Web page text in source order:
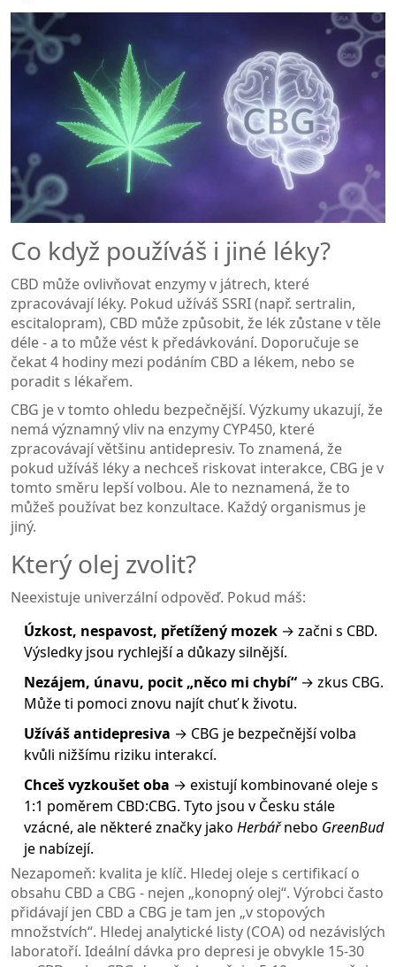
Co když používáš i jiné léky?
CBD může ovlivňovat enzymy v játrech, které
zpracovávají léky. Pokud užíváš SSRI (např. sertralin,
escitalopram), CBD může způsobit, že lék zůstane v těle
déle - a to může vést k předávkování. Doporučuje se
čekat 4 hodiny mezi podáním CBD a lékem, nebo se
poradit s lékařem.
CBG je v tomto ohledu bezpečnější. Výzkumy ukazují, že
nemá významný vliv na enzymy CYP450, které
zpracovávají většinu antidepresiv. To znamená, že
pokud užíváš léky a nechceš riskovat interakce, CBG je v
tomto směru lepší volbou. Ale to neznamená, že to
můžeš používat bez konzultace. Každý organismus je
jiný.
Který olej zvolit?
Neexistuje univerzální odpověď. Pokud máš:
Úzkost, nespavost, přetížený mozek → začni s CBD.
Výsledky jsou rychlejší a důkazy silnější.
Nezájem, únavu, pocit „něco mi chybí“ → zkus CBG.
Může ti pomoci znovu najít chuť k životu.
Užíváš antidepresiva → CBG je bezpečnější volba
kvůli nižšímu riziku interakcí.
Chceš vyzkoušet oba → existují kombinované oleje s
1:1 poměrem CBD:CBG. Tyto jsou v Česku stále
vzácné, ale některé značky jako Herbářnebo GreenBud
je nabízejí.
Nezapomeň: kvalita je klíč. Hledej oleje s certifikací o
obsahu CBD a CBG - nejen „konopný olej“. Výrobci často
přidávají jen CBD a CBG je tam jen „v stopových
množstvích“. Hledej analytické listy (COA) od nezávislých
laboratoří. Ideální dávka pro depresi je obvykle 15-30